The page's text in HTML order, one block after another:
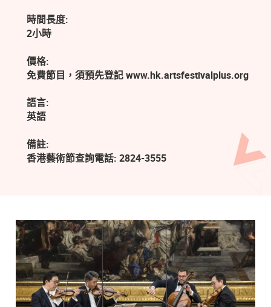
時間長度:
2小時
價格:
免費節目，須預先登記 www.hk.artsfestivalplus.org
語言:
英語
備註:
香港藝術節查詢電話: 2824-3555